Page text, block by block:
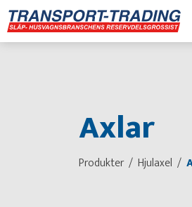
Axlar
Produkter Hjulaxel